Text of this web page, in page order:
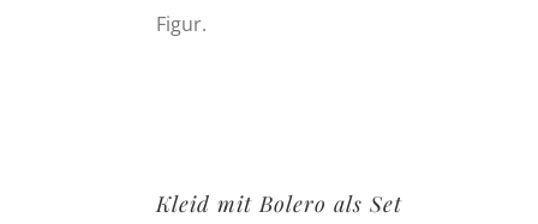
Figur.
Kleid mit Bolero als Set